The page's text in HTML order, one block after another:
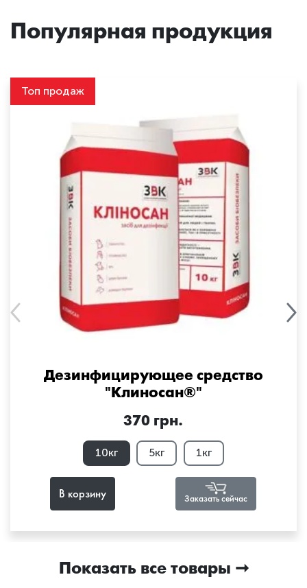
Популярная продукция
Топ продаж
Дезинфицирующее средство
"Клиносан®"
370 грн.
10кг 5кг 1кг
В корзину Заказать сейчас
Показать все товары